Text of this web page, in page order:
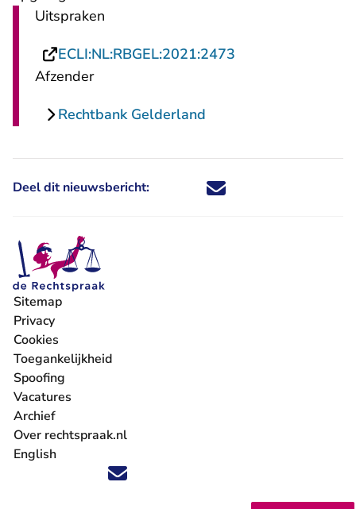
Uitspraken
ECLI:NL:RBGEL:2021:2473
Afzender
Rechtbank Gelderland
Deel dit nieuwsbericht: Deel dit nieuwsbericht via X -
Deel dit nieuwsbericht via
Deel dit nieuwsbericht
Deel dit
Volg ons op X (Twitter) - U verlaat Rechtspraak.nl
Volg ons op Facebook - U verlaat Rechtspraak.nl
Volg ons op Instagram - U verlaat Rechtspraak.nl
Volg ons op Youtube - U verlaat Rechtspraak.nl
Volg ons op LinkedIn - U verlaat
'Blijf op de hoogte' nieuwsbrief - U verlaat
Sitemap
Privacy
Cookies
Toegankelijkheid
Spoofing
Vacatures
- U verlaat Rechtspraak.nl
Archief
Over rechtspraak.nl
English